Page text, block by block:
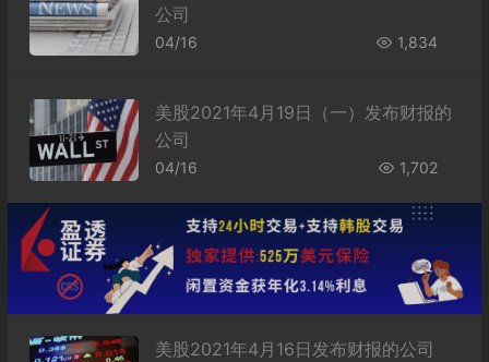
公司
04/16 1,834
美股2021年4月19日（一）发布财报的
公司
04/16 1,702
美股2021年4月16日发布财报的公司